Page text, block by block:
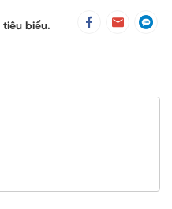
tiêu biểu.